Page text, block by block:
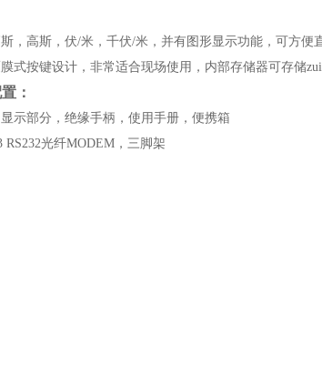
，高斯，伏/米，千伏/米，并有图形显示功能，可方便
式按键设计，非常适合现场使用，内部存储器可存储
：
示部分，绝缘手柄，使用手册，便携箱
RS232光纤MODEM，三脚架